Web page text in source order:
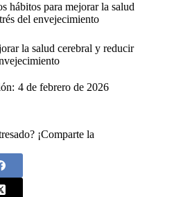
hábitos para mejorar la salud
del envejecimiento
la salud cerebral y reducir
4 de febrero de 2026
¡Comparte la